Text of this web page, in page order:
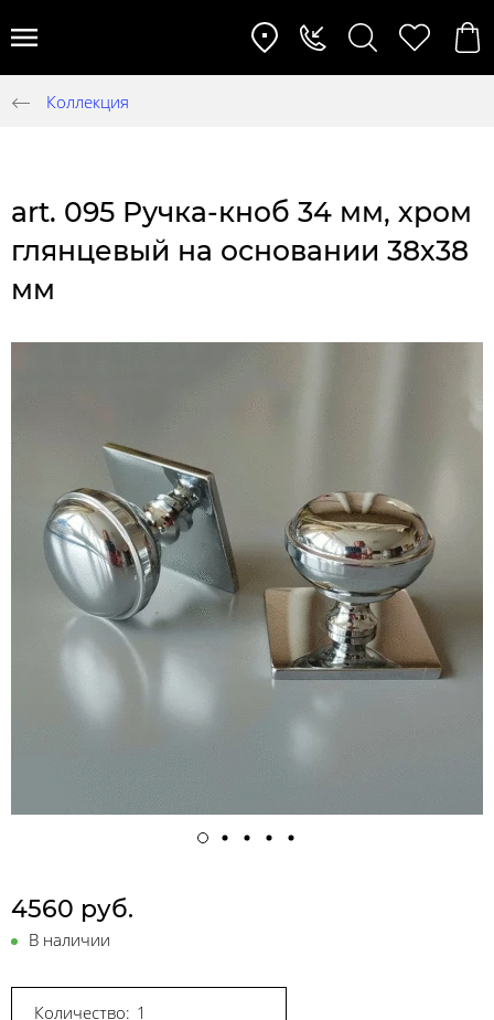
Коллекция
art. 095 Ручка-кноб 34 мм, хром
глянцевый на основании 38х38
мм
4560 руб.
В наличии
Количество: